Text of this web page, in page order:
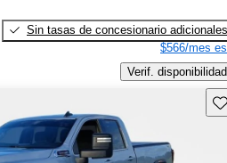
Sin tasas de concesionario adicionales
$566/mes
Verif. disponibilidad